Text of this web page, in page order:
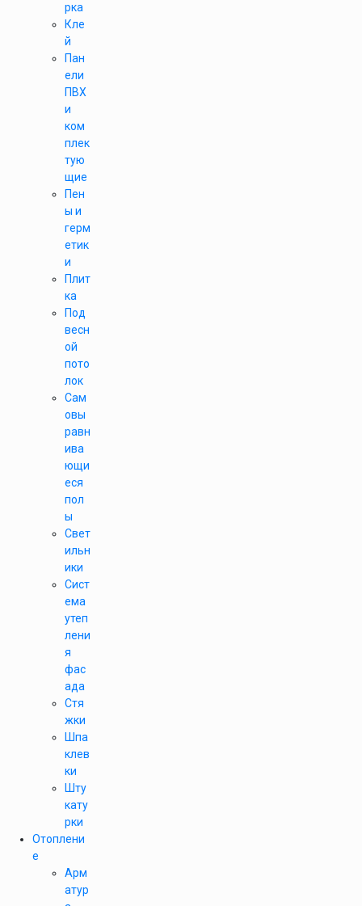
рка
Кле
й
Пан
ели
ПВХ
и
ком
плек
тую
щие
Пен
ы и
герм
етик
и
Плит
ка
Под
весн
ой
пото
лок
Сам
овы
равн
ива
ющи
еся
пол
ы
Свет
ильн
ики
Сист
ема
утеп
лени
я
фас
ада
Стя
жки
Шпа
клев
ки
Шту
кату
рки
Отоплени
е
Арм
атур